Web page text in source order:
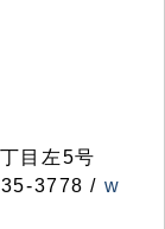
目左5号
3778 / w